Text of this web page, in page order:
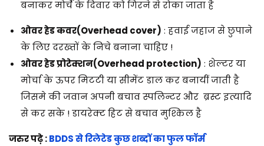
बनाकर मोर्चे के दिवार को गिरने से रोका जाता है
ओवर हेड कवर(Overhead cover) : हवाई जहाज से छुपाने
के लिए दरख्तों के निचे बनाना चाहिए !
ओवर हेड प्रोटेक्शन(Overhead protection) : शेल्टर या
मोर्चा के ऊपर मिटटी या सीमेंट डाल कर बनायीं जाती है
जिसमे की जवान अपनी बचाव स्पलिन्टर और ब्रस्ट इत्यादि
से कर सके ! डायरेक्ट हिट से बचाव मुश्किल है
जरुर पढ़े :BDDS से रिलेटेड कुछ शब्दों का फुल फॉर्म